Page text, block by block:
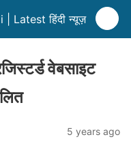
Latest हिंदी न्यूज़
वेबसाइट
5 years ago